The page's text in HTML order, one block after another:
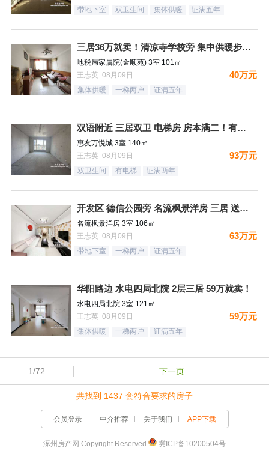
带地下室 双卫生间 集体供暖 证满五年
三居36万就卖！清凉寺学校旁 集中供暖步梯 ！
地税局家属院(金顺苑) 3室 101㎡
王志英 08月09日
40万元
集体供暖 一梯两户 证满五年
双语附近 三居双卫 电梯房 房本满二！有钥匙
惠友万悦城 3室 140㎡
王志英 08月09日
93万元
双卫生间 有电梯 证满两年
开发区 德信公园旁 名流枫景洋房 三居 送地下室
名流枫景洋房 3室 106㎡
王志英 08月09日
63万元
带地下室 一梯两户 证满五年
华阳路边 水电四局北院 2层三居 59万就卖！
水电四局北院 3室 121㎡
王志英 08月09日
59万元
集体供暖 一梯两户 证满五年
1/72 下一页
共找到 1437 套符合要求的房子
会员登录 中介推荐 关于我们 APP下载
涿州房产网 Copyright Reserved 冀ICP备10200504号